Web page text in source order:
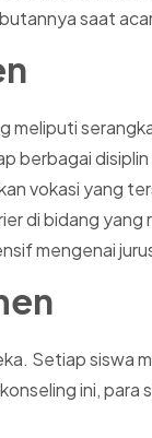
saat
meliputi
vokasi yang
di bidang
mengenai
Setiap siswa
ini, para